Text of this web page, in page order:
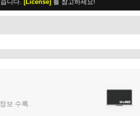
니다. [License] 를 참고하세요!
보 수록.